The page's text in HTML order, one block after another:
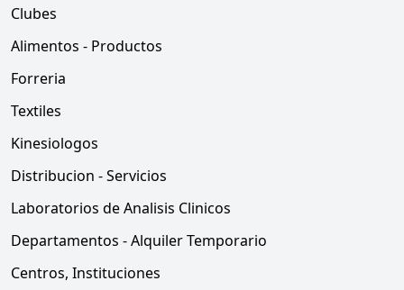
Clubes
Alimentos - Productos
Forreria
Textiles
Kinesiologos
Distribucion - Servicios
Laboratorios de Analisis Clinicos
Departamentos - Alquiler Temporario
Centros, Instituciones